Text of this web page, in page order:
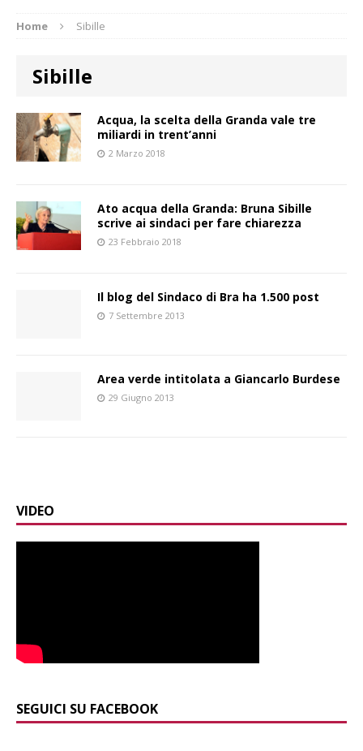
Home Sibille
Sibille
Acqua, la scelta della Granda vale tre
miliardi in trent’anni
2 Marzo 2018
Ato acqua della Granda: Bruna Sibille
scrive ai sindaci per fare chiarezza
23 Febbraio 2018
Il blog del Sindaco di Bra ha 1.500 post
7 Settembre 2013
Area verde intitolata a Giancarlo Burdese
29 Giugno 2013
VIDEO
SEGUICI SU FACEBOOK